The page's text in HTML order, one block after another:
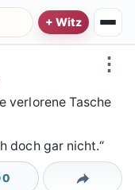
⋮
verlorene Tasche
doch gar nicht.“
0 Teilen